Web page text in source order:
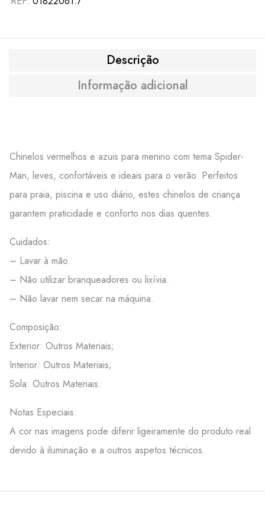
Descrição
Informação adicional
Chinelos vermelhos e azuis para menino com tema Spider-
Man, leves, confortáveis e ideais para o verão. Perfeitos
para praia, piscina e uso diário, estes chinelos de criança
garantem praticidade e conforto nos dias quentes.
Cuidados:
– Lavar à mão.
– Não utilizar branqueadores ou lixívia.
– Não lavar nem secar na máquina.
Composição:
Exterior: Outros Materiais;
Interior: Outros Materiais;
Sola: Outros Materiais.
Notas Especiais:
A cor nas imagens pode diferir ligeiramente do produto real
devido à iluminação e a outros aspetos técnicos.